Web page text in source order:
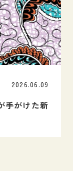
手がけた新
2026.06.09